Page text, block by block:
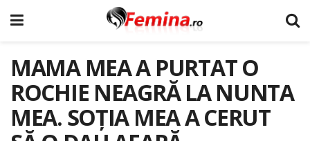
MAMA MEA A PURTAT O
ROCHIE NEAGRĂ LA NUNTA
MEA. SOȚIA MEA A CERUT